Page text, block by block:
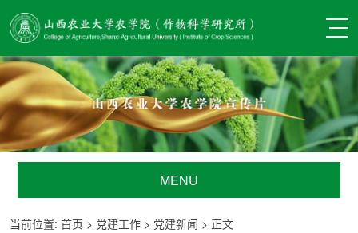
MENU
当前位置: 首页 > 党建工作 > 党建新闻 > 正文